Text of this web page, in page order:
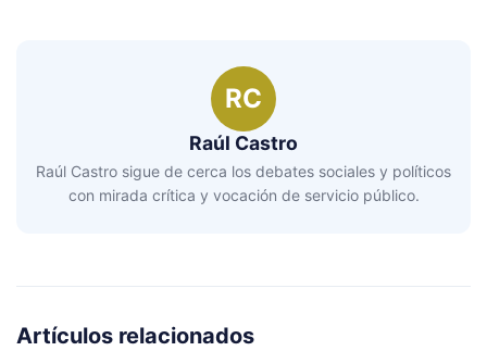
RC
Raúl Castro
Raúl Castro sigue de cerca los debates sociales y políticos
con mirada crítica y vocación de servicio público.
Artículos relacionados